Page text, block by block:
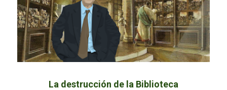
25 grandes películas de terror del siglo XXI
Devoraos los unos a los otros
Charlie Kirk y la izquierda asesina
La destrucción de la Biblioteca